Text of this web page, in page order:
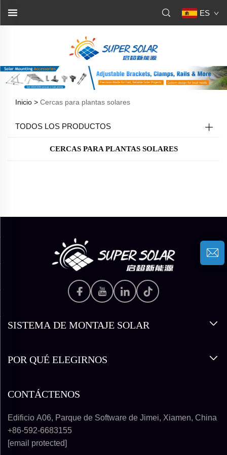
ES
Inicio > Cercas para plantas solares
TODOS LOS PRODUCTOS
CERCAS PARA PLANTAS SOLARES
SISTEMA DE MONTAJE SOLAR
POR QUÉ ELEGIRNOS
CONTÁCTENOS
Edificio A06, Parque de Software de Jimei, Xiamen, China
+86-592-6683155
[email protected]